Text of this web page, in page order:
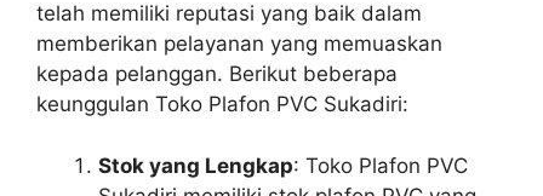
telah memiliki reputasi yang baik dalam
memberikan pelayanan yang memuaskan
kepada pelanggan. Berikut beberapa
keunggulan Toko Plafon PVC Sukadiri:
Stok yang Lengkap: Toko Plafon PVC